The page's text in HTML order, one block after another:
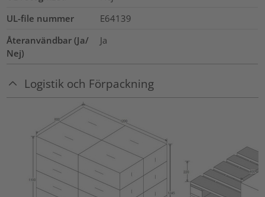
UL-file nummer
E64139
Återanvändbar (Ja/
Nej)
Ja
Logistik och Förpackning